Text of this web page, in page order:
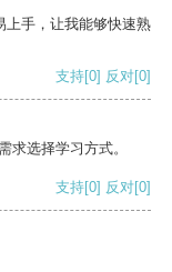
上手，让我能够快速熟
支持[0] 反对[0]
求选择学习方式。
支持[0] 反对[0]